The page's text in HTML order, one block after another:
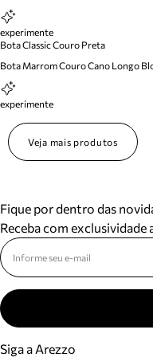
experimente
Bota Classic Couro Preta
Bota Marrom Couro Cano Longo
experimente
Veja mais produtos
Fique por dentro das
Receba com
Siga a Arezzo